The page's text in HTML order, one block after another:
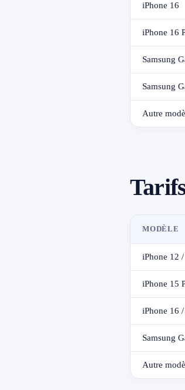
iPhone 16
iPhone 16
Samsung
Samsung
Autre
MODÈLE
iPhone 12
iPhone 15
iPhone 16
Samsung
Autre